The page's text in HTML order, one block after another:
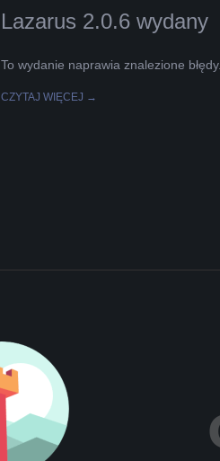
Lazarus 2.0.6 wydany
To wydanie naprawia znalezione błędy.
CZYTAJ WIĘCEJ →